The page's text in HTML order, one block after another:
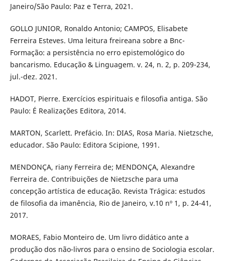
Janeiro/São Paulo: Paz e Terra, 2021.
GOLLO JUNIOR, Ronaldo Antonio; CAMPOS, Elisabete
Ferreira Esteves. Uma leitura freireana sobre a Bnc-
Formação: a persistência no erro epistemológico do
bancarismo. Educação & Linguagem. v. 24, n. 2, p. 209-234,
jul.-dez. 2021.
HADOT, Pierre. Exercícios espirituais e filosofia antiga. São
Paulo: É Realizações Editora, 2014.
MARTON, Scarlett. Prefácio. In: DIAS, Rosa Maria. Nietzsche,
educador. São Paulo: Editora Scipione, 1991.
MENDONÇA, riany Ferreira de; MENDONÇA, Alexandre
Ferreira de. Contribuições de Nietzsche para uma
concepção artística de educação. Revista Trágica: estudos
de filosofia da imanência, Rio de Janeiro, v.10 nº 1, p. 24-41,
2017.
MORAES, Fabio Monteiro de. Um livro didático ante a
produção dos não-livros para o ensino de Sociologia escolar.